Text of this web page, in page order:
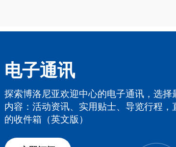
电子通讯
探索博洛尼亚欢迎中心的电子通讯，选择
内容：活动资讯、实用贴士、导览行程，
的收件箱（英文版）